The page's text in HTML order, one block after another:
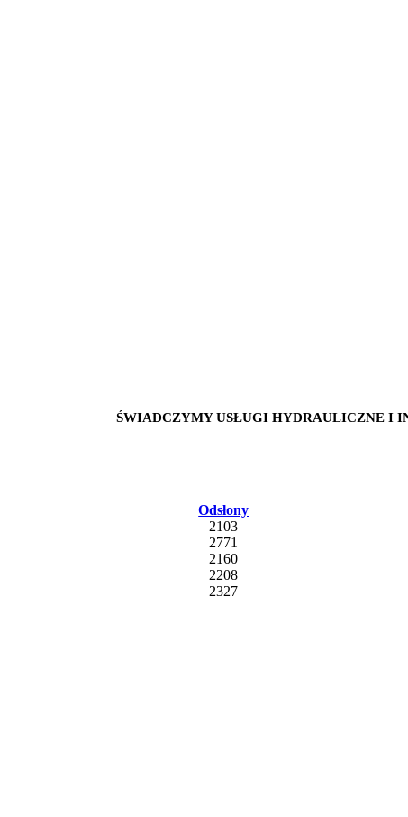
ŚWIADCZYMY USŁUGI HYDRAULICZNE I
Odsłony
2103
2771
2160
2208
2327